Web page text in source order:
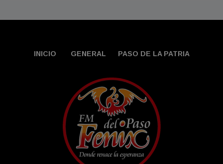
INICIO GENERAL PASO DE LA PATRIA